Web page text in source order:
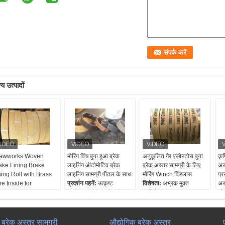
उत्पादों
Woven
Lining Brake
Roll with Brass
Inside for
पहनें:उत्कृष्ट
शुल्क नमूना:उपलब्ध
मोरिंग विंच बुना हुआ ब्रेक
लाइनिंग ऑटोमोटिव ब्रेक
लाइनिंग सामग्री पीतल के साथ
प्रदर्शन पहनें:उत्कृष्ट
नि: शुल्क नमूना:उपलब्ध
अनुकूलित गैर एस्बेस्टोस बुना
ब्रेक अस्तर सामग्री के लिए
मोरिंग Winch विंडलास
विशेषता: अभ्रक मुक्त
निशल्क नमूने:हाँ
ब्रेक अस्तर सामग्री औद्योगिक ब्रेक अस्तर